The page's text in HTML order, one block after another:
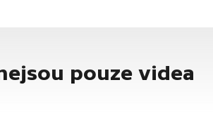
pouze videa